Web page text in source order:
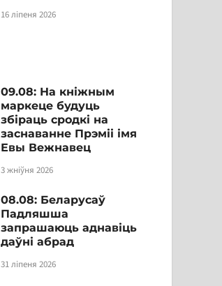
16 ліпеня 2026
09.08: На кніжным
маркеце будуць
збіраць сродкі на
заснаванне Прэміі імя
Евы Вежнавец
3 жніўня 2026
08.08: Беларусаў
Падляшша
запрашаюць аднавіць
даўні абрад
31 ліпеня 2026